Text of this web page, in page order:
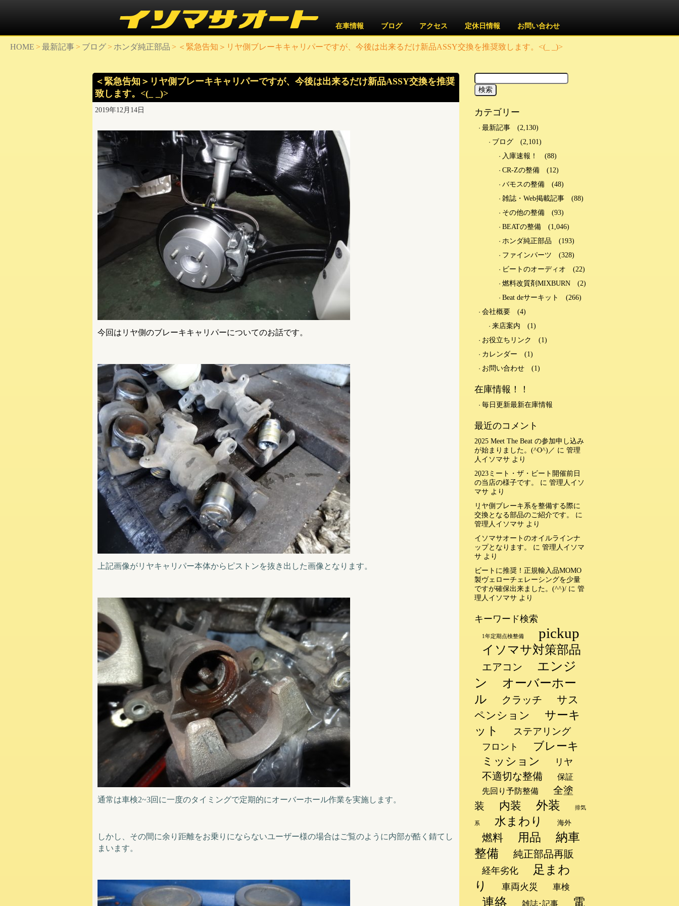
在車情報 ブログ アクセス 定休日情報 お問い合わせ
HOME > 最新記事 > ブログ > ホンダ純正部品 > ＜緊急告知＞リヤ側ブレーキキャリパーですが、今後は出来るだけ新品ASSY交換を推奨致します。<(_ _)>
＜緊急告知＞リヤ側ブレーキキャリパーですが、今後は出来るだけ新品ASSY交換を推奨
致します。<(_ _)>
2019年12月14日
今回はリヤ側のブレーキキャリパーについてのお話です。
上記画像がリヤキャリパー本体からピストンを抜き出した画像となります。
通常は車検2~3回に一度のタイミングで定期的にオーバーホール作業を実施します。
しかし、その間に余り距離をお乗りにならないユーザー様の場合はご覧のように内部が酷く錆てし
まいます。
カテゴリー
最新記事
(2,130)
ブログ
(2,101)
入庫速報！
(88)
CR-Zの整備
(12)
バモスの整備
(48)
雑誌・Web掲載記事
(88)
その他の整備
(93)
BEATの整備
(1,046)
ホンダ純正部品
(193)
ファインパーツ
(328)
ビートのオーディオ
(22)
燃料改質剤MIXBURN
(2)
Beat deサーキット
(266)
会社概要
(4)
来店案内
(1)
お役立ちリンク
(1)
カレンダー
(1)
お問い合わせ
(1)
在庫情報！！
毎日更新最新在庫情報
最近のコメント
2025 Meet The Beat の参加申し込み
が始まりました。(^O^)／ に 管理
人イソマサ より
2023ミート・ザ・ビート開催前日
の当店の様子です。
に 管理人イソ
マサ より
リヤ側ブレーキ系を整備する際に
交換となる部品のご紹介です。
に
管理人イソマサ より
イソマサオートのオイルラインナ
ップとなります。
に 管理人イソマ
サ より
ビートに推奨！正規輸入品MOMO
製ヴェローチェレーシングを少量
ですが確保出来ました。(^^)/ に 管
理人イソマサ より
キーワード検索
1年定期点検整備 pickup
イソマサ対策部品
エアコン
エンジ
ン
オーバーホー
ル
クラッチ
サス
ペンション
サーキ
ット
ステアリング
フロント
ブレーキ
ミッション
リヤ
不適切な整備
保証
先回り予防整備
全塗
装
内装 外装 排気
系 水まわり 海外
燃料 用品
納車
整備
純正部品再販
経年劣化
足まわ
り
車両火災 車検
連絡 雑誌･記事
電